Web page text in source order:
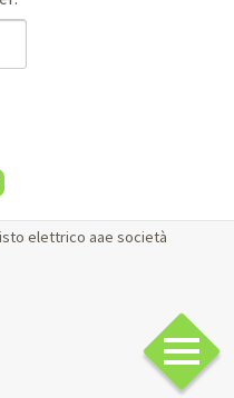
elettrico aae società